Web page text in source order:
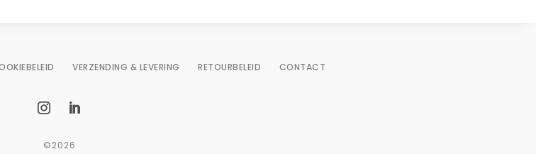
VERZENDING & LEVERING RETOURBELEID CONTACT
©2026